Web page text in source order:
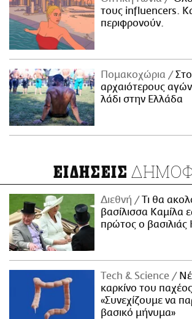
τους influencers.
περιφρονούν.
Πομακοχώρια
αρχαιότερους
λάδι στην Ελλάδα
ΕΙΔΗΣΕΙΣ
Διεθνή
Τι θα
βασίλισσα Καμίλα
πρώτος ο βασιλιάς
Τech & Science
καρκίνο του
«Συνεχίζουμε να
βασικό μήνυμα»